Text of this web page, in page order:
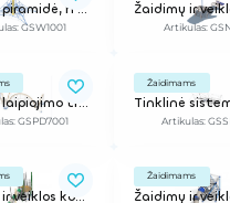
Tinklinė piramidė, h - 3,9 m
GSW1001 Artikulas:
Tinklinė laipiojimo trasa
GSPD7001
Žaidimams
Artikulas:
Žaidimų ir veiklos kompleksas
Žaidimams